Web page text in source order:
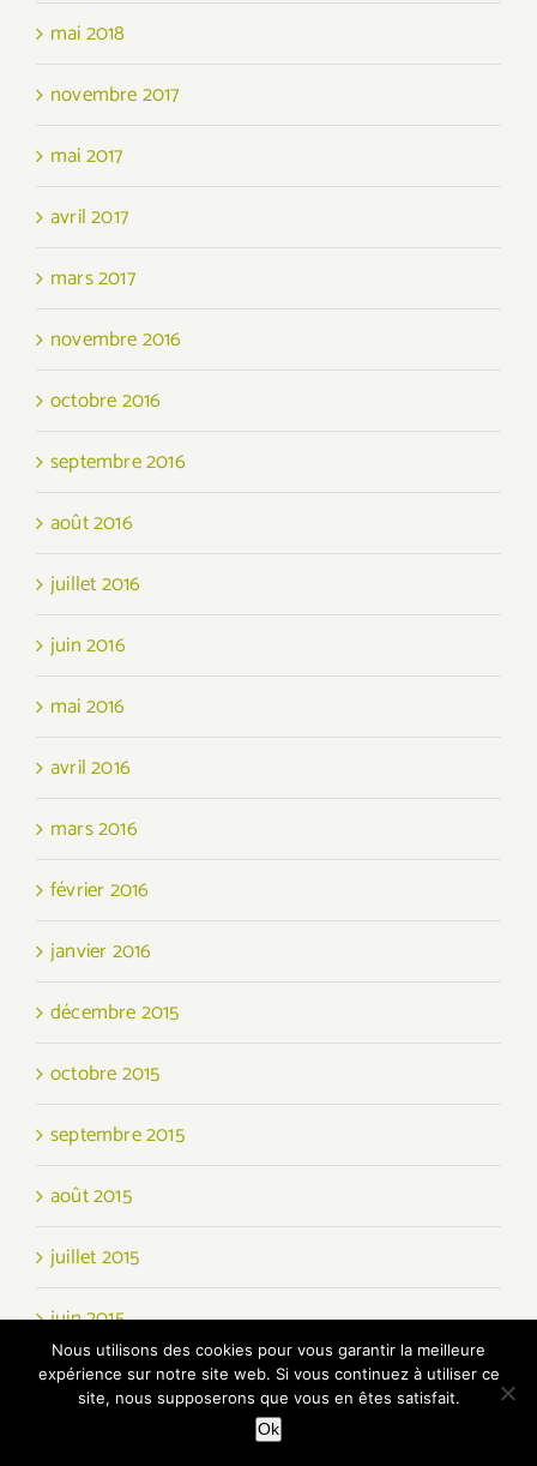
mai 2018
novembre 2017
mai 2017
avril 2017
mars 2017
novembre 2016
octobre 2016
septembre 2016
août 2016
juillet 2016
juin 2016
mai 2016
avril 2016
mars 2016
février 2016
janvier 2016
décembre 2015
octobre 2015
septembre 2015
août 2015
juillet 2015
juin 2015
mai 2015
Nous utilisons des cookies pour vous garantir la meilleure
expérience sur notre site web. Si vous continuez à utiliser ce
site, nous supposerons que vous en êtes satisfait.
Ok